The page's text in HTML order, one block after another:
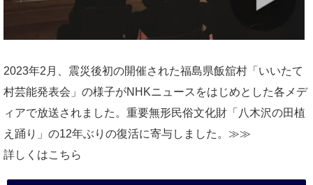
2023年2月、震災後初の開催された福島県飯舘村「いいたて
村芸能発表会」の様子がNHKニュースをはじめとした各メデ
ィアで放送されました。重要無形民俗文化財「八木沢の田植
え踊り」の12年ぶりの復活に寄与しました。≫≫
詳しくはこちら